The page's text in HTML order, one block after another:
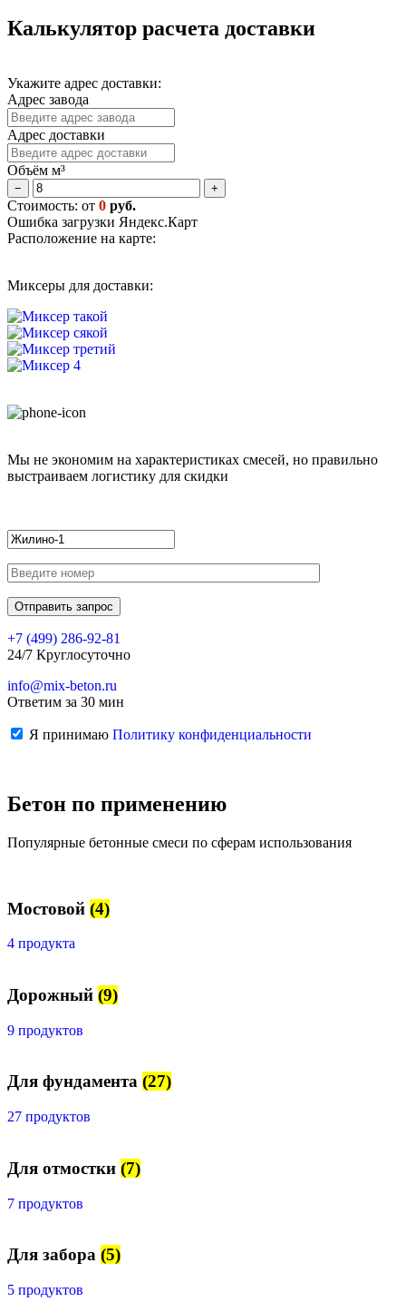
Калькулятор расчета доставки
Укажите адрес доставки:
Адрес завода
Адрес доставки
Объём м³
− +
Стоимость: от 0 руб.
Ошибка загрузки Яндекс.Карт
Расположение на карте:
Миксеры для доставки:
Мы не экономим на характеристиках смесей, но правильно
выстраиваем логистику для скидки
+7 (499) 286-92-81
24/7 Круглосуточно
info@mix-beton.ru
Ответим за 30 мин
Я принимаю Политику конфиденциальности
Бетон по применению
Популярные бетонные смеси по сферам использования
Мостовой (4)
4 продукта
Дорожный (9)
9 продуктов
Для фундамента (27)
27 продуктов
Для отмостки (7)
7 продуктов
Для забора (5)
5 продуктов